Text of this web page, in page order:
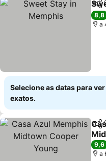
8,8
a
Selecione as datas para
exatos.
9,6
a